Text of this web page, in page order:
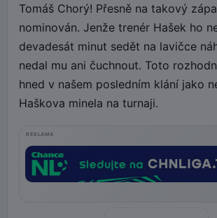
Tomáš Chorý! Přesně na takový
nominován. Jenže trenér Hašek ho
devadesát minut sedět na lavičce
nedal mu ani čuchnout. Toto
hned v našem posledním klání jako
Haškova minela na turnaji.
REKLAMA